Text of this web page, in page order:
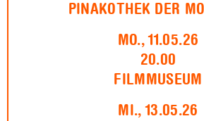
PINAKOTHEK DER
MO., 11.05.26
20.00
FILMMUSEUM
MI., 13.05.26